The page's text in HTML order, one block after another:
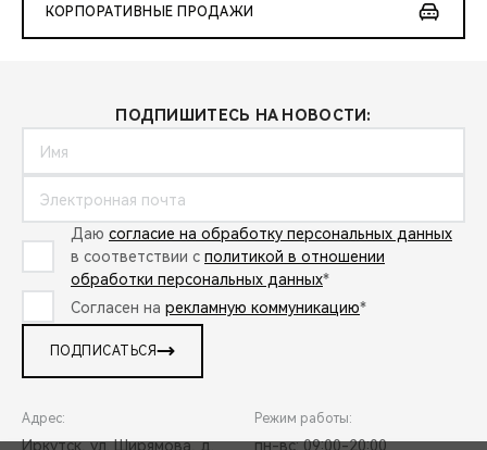
КОРПОРАТИВНЫЕ ПРОДАЖИ
ПОДПИШИТЕСЬ НА НОВОСТИ:
Даю согласие на обработку персональных данных
в соответствии с политикой в отношении
обработки персональных данных*
Согласен на рекламную коммуникацию*
ПОДПИСАТЬСЯ
Адрес:
Иркутск, ул. Ширямова, д.
Режим работы:
пн-вс: 09:00-20:00